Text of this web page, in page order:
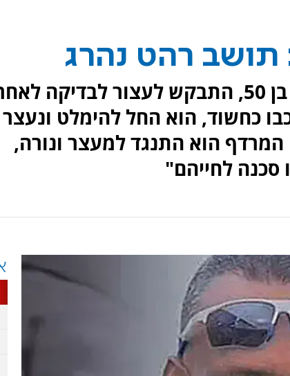
תושב רהט נהרג
אחמד סעיד אל נעאמי, תושב רהט בן 50, התבקש לעצור לבדיקה
כחשוד, הוא החל להימלט ונעצר
הוא התנגד למעצר ונורה,
סכנה לחייהם"